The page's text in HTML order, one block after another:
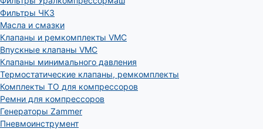
Фильтры ЧКЗ
Масла и смазки
Клапаны и ремкомплекты VMC
Впускные клапаны VMC
Клапаны минимального давления
Термостатические клапаны, ремкомплекты
Комплекты ТО для компрессоров
Ремни для компрессоров
Генераторы Zammer
Пневмоинструмент